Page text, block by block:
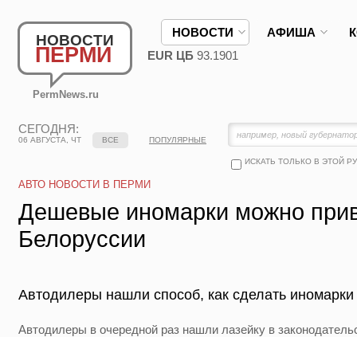
НОВОСТИ
ПЕРМИ
PermNews.ru
НОВОСТИ АФИША
EUR ЦБ 93.1901
СЕГОДНЯ:
06 АВГУСТА, ЧТ
ИСКАТЬ ТОЛЬКО В ЭТОЙ
ВСЕ ПОПУЛЯРНЫЕ
АВТО НОВОСТИ В ПЕРМИ
Дешевые иномарки можно
Белорусcии
Автодилеры нашли способ, как сделать
Автодилеры в очередной раз нашли лазейку в